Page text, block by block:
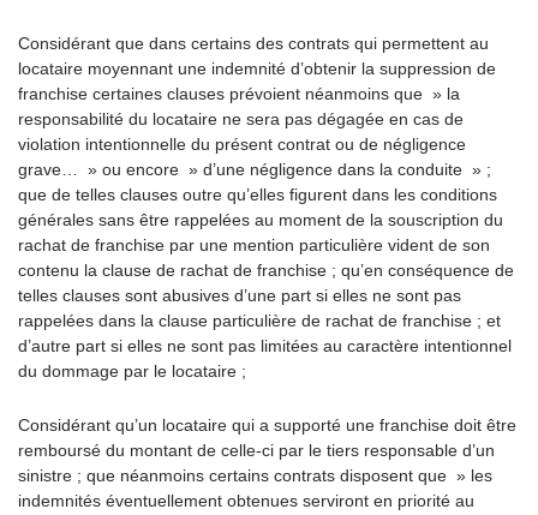
Considérant que dans certains des contrats qui permettent au
locataire moyennant une indemnité d’obtenir la suppression de
franchise certaines clauses prévoient néanmoins que » la
responsabilité du locataire ne sera pas dégagée en cas de
violation intentionnelle du présent contrat ou de négligence
grave… » ou encore » d’une négligence dans la conduite » ;
que de telles clauses outre qu’elles figurent dans les conditions
générales sans être rappelées au moment de la souscription du
rachat de franchise par une mention particulière vident de son
contenu la clause de rachat de franchise ; qu’en conséquence de
telles clauses sont abusives d’une part si elles ne sont pas
rappelées dans la clause particulière de rachat de franchise ; et
d’autre part si elles ne sont pas limitées au caractère intentionnel
du dommage par le locataire ;
Considérant qu’un locataire qui a supporté une franchise doit être
remboursé du montant de celle-ci par le tiers responsable d’un
sinistre ; que néanmoins certains contrats disposent que » les
indemnités éventuellement obtenues serviront en priorité au